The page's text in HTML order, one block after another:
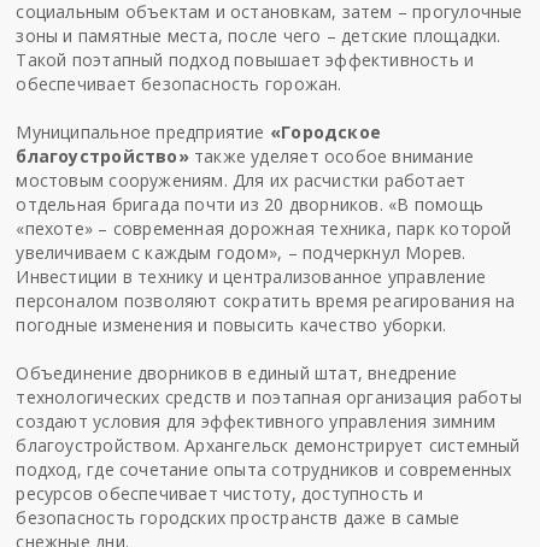
социальным объектам и остановкам, затем – прогулочные
зоны и памятные места, после чего – детские площадки.
Такой поэтапный подход повышает эффективность и
обеспечивает безопасность горожан.
Муниципальное предприятие «Городское
благоустройство»также уделяет особое внимание
мостовым сооружениям. Для их расчистки работает
отдельная бригада почти из 20 дворников. «В помощь
«пехоте» – современная дорожная техника, парк которой
увеличиваем с каждым годом», – подчеркнул Морев.
Инвестиции в технику и централизованное управление
персоналом позволяют сократить время реагирования на
погодные изменения и повысить качество уборки.
Объединение дворников в единый штат, внедрение
технологических средств и поэтапная организация работы
создают условия для эффективного управления зимним
благоустройством. Архангельск демонстрирует системный
подход, где сочетание опыта сотрудников и современных
ресурсов обеспечивает чистоту, доступность и
безопасность городских пространств даже в самые
снежные дни.